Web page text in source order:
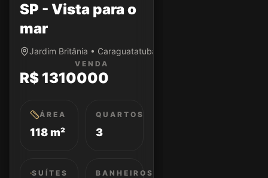
SP - Vista para o
mar
Jardim Britânia • Caraguatatuba/SP
VENDA
R$ 1310000
ÁREA
118 m²
QUARTOS
3
SUÍTES BANHEIROS